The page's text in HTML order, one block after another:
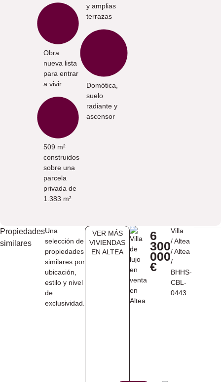
Obra
nueva lista
para entrar
a vivir
509 m²
construidos
sobre una
parcela
privada de
1.383 m²
y amplias
terrazas
Domótica,
suelo
radiante y
ascensor
Propiedades
similares
Una
selección de
propiedades
similares por
ubicación,
estilo y nivel
de
exclusividad.
VER MÁS
VIVIENDAS
EN ​ALTEA
6
300
000
€
Villa
/ Altea
/ Altea
/
BHHS-
CBL-
0443